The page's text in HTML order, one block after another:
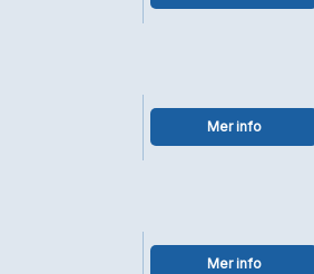
Mer info
Mer info